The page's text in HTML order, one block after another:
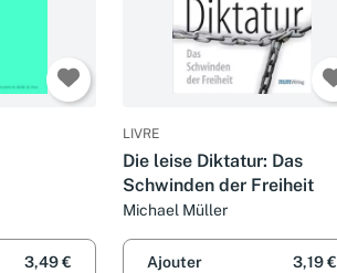
3,49 €
LIVRE
Die leise Diktatur: Das
Schwinden der Freiheit
Michael Müller
Ajouter 3,19 €